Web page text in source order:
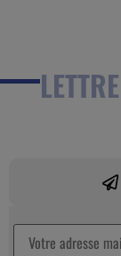
LETTRE